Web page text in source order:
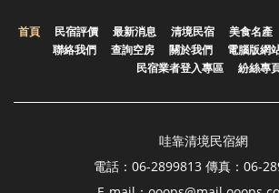
首頁 民宿評價 最新消息 清境民宿 美食名產
聯絡我們
查詢空房 關於我們 電腦版網
民宿業者登入專區
紛絲專
哇靠清境民宿網
電話：06-2899813 傳真：06-